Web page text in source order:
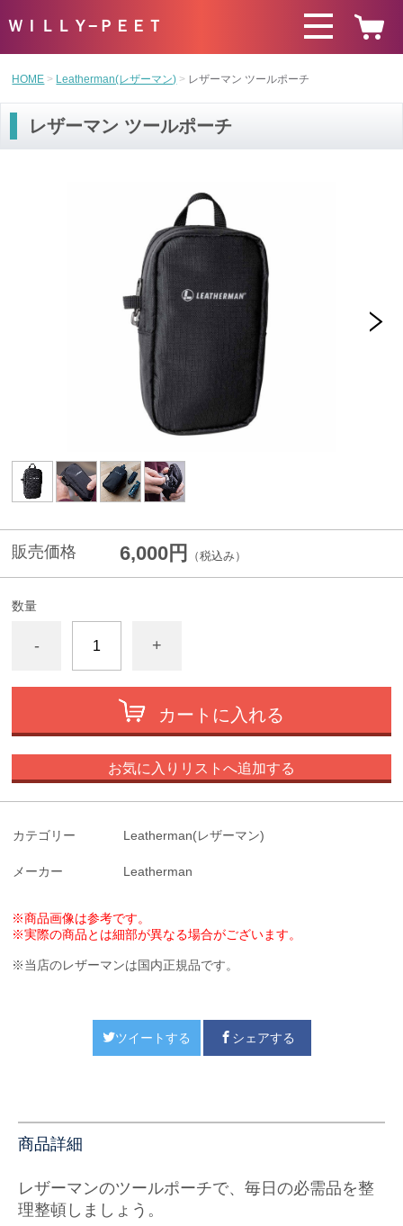
ＷＩＬＬＹ−ＰＥＥＴ
HOME Leatherman(レザーマン) レザーマン ツールポーチ
レザーマン ツールポーチ
販売価格 6,000円 （税込み）
数量
- +
カートに入れる
お気に入りリストへ追加する
カテゴリー Leatherman(レザーマン)
メーカー Leatherman
※商品画像は参考です。
※実際の商品とは細部が異なる場合がございます。
※当店のレザーマンは国内正規品です。
ツイートする シェアする
商品詳細
レザーマンのツールポーチで、毎日の必需品を整
理整頓しましょう。